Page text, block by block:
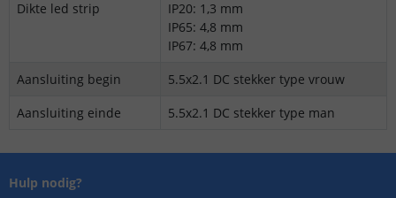
Dikte led strip
IP20: 1,3 mm
IP65: 4,8 mm
IP67: 4,8 mm
Aansluiting begin
5.5x2.1 DC stekker type vrouw
Aansluiting einde
5.5x2.1 DC stekker type man
Hulp nodig?